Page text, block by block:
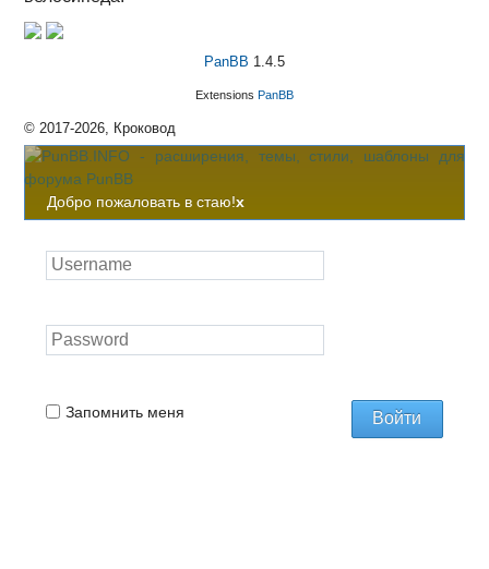
PanBB 1.4.5
Extensions PanBB
© 2017-2026, Кроковод
Добро пожаловать в стаю!x
Запомнить меня